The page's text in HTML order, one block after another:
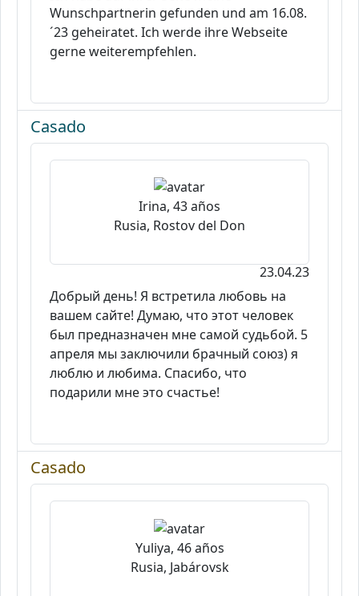
Wunschpartnerin gefunden und am 16.08.
´23 geheiratet. Ich werde ihre Webseite
gerne weiterempfehlen.
Casado
Irina, 43 años
Rusia, Rostov del Don
23.04.23
Добрый день! Я встретила любовь на
вашем сайте! Думаю, что этот человек
был предназначен мне самой судьбой. 5
апреля мы заключили брачный союз) я
люблю и любима. Спасибо, что
подарили мне это счастье!
Casado
Yuliya, 46 años
Rusia, Jabárovsk